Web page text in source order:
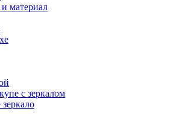
материал
с зеркалом